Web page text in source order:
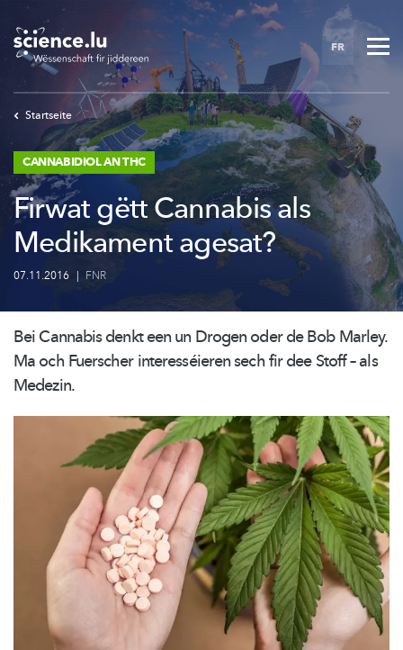
to
main
content
FR
Startseite
CANNABIDIOL AN THC
Firwat gëtt Cannabis als
Medikament agesat?
07.11.2016 | FNR
Bei Cannabis denkt een un Drogen oder de Bob Marley.
Ma och Fuerscher interesséierensech fir dee Stoff – als
Medezin.